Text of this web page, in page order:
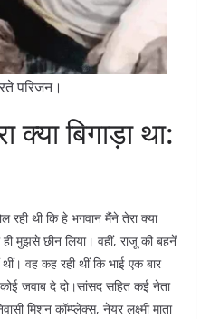
परिजन।
बिगाड़ा था:
रही थी कि हे भगवान मैंने तेरा क्या
ही मुझसे छीन लिया। वहीं, राजू की बहनें
वह कह रही थीं कि भाई एक बार
जवाब दे दो।सांसद सहित कई नेता
मिशन कॉम्प्लेक्स, नेयर लक्ष्मी माता